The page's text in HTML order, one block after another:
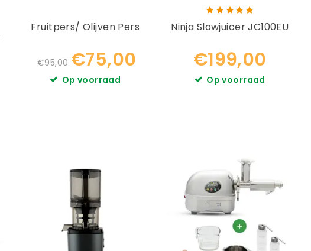
Fruitpers/ Olijven Pers
€95,00 €75,00
Op voorraad
Ninja Slowjuicer JC100EU
€199,00
Op voorraad